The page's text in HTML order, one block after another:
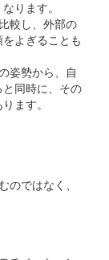
ります。
較し、外部の
よぎることも
姿勢から、自
同時に、その
ます。
ではなく、